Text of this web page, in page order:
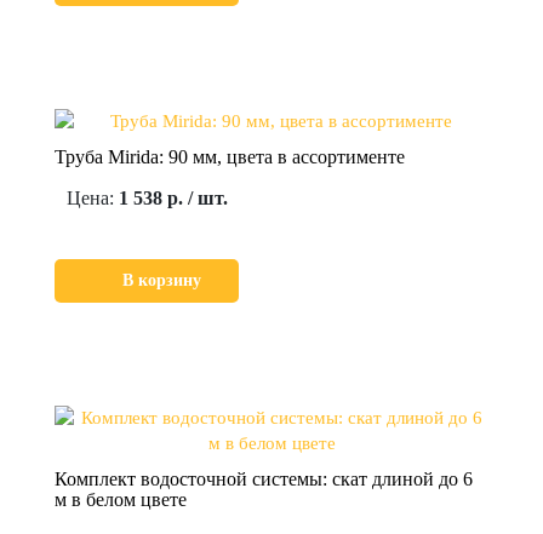
Труба Mirida: 90 мм, цвета в ассортименте
Цена: 1 538 р. / шт.
В корзину
Комплект водосточной системы: скат длиной до 6
м в белом цвете